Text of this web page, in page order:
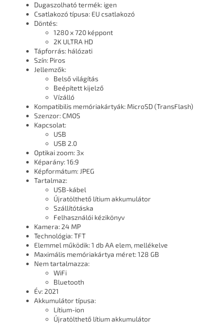
Dugaszolható termék: igen
Csatlakozó típusa: EU csatlakozó
Döntés:
1280 x 720 képpont
2K ULTRA HD
Tápforrás: hálózati
Szín: Piros
Jellemzők:
Belső világítás
Beépített kijelző
Vízálló
Kompatibilis memóriakártyák: MicroSD (TransFlash)
Szenzor: CMOS
Kapcsolat:
USB
USB 2.0
Optikai zoom: 3x
Képarány: 16:9
Képformátum: JPEG
Tartalmaz:
USB-kábel
Újratölthető lítium akkumulátor
Szállítótáska
Felhasználói kézikönyv
Kamera: 24 MP
Technológia: TFT
Elemmel működik: 1 db AA elem, mellékelve
Maximális memóriakártya méret: 128 GB
Nem tartalmazza:
WiFi
Bluetooth
Év: 2021
Akkumulátor típusa:
Lítium-ion
Újratölthető lítium akkumulátor